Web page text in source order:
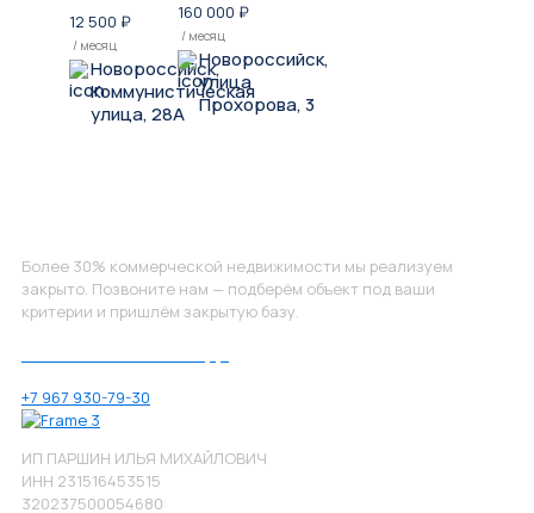
12 500 ₽
/ месяц
Новороссийск,
Коммунистическая
улица, 28А
160 000 ₽
/ месяц
Новороссийск,
улица
Прохорова, 3
Более 30% коммерческой недвижимости мы реализуем
закрыто. Позвоните нам — подберём объект под ваши
критерии и пришлём закрытую базу.
+7 967 930-79-30
ИП ПАРШИН ИЛЬЯ МИХАЙЛОВИЧ
ИНН 231516453515
320237500054680